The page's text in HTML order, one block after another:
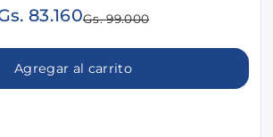
83.160Gs. 99.000
Agregar al carrito